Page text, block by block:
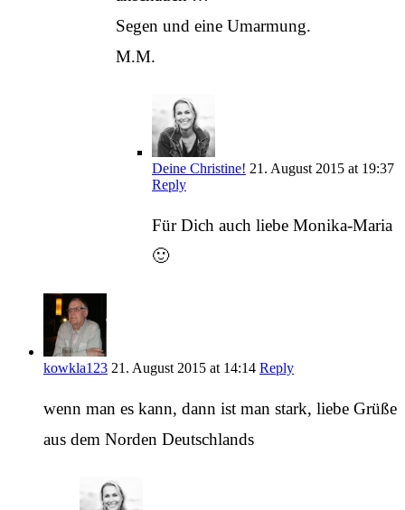
Segen und eine Umarmung.
M.M.
Deine Christine! 21. August 2015 at 19:37
Reply
Für Dich auch liebe Monika-Maria
🙂
kowkla123 21. August 2015 at 14:14 Reply
wenn man es kann, dann ist man stark, liebe Grüße
aus dem Norden Deutschlands